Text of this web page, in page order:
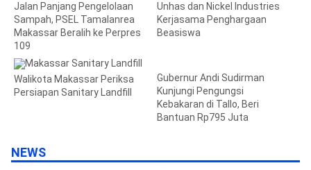
Jalan Panjang Pengelolaan
Sampah, PSEL Tamalanrea
Makassar Beralih ke Perpres
109
Unhas dan Nickel Industries
Kerjasama Penghargaan
Beasiswa
Walikota Makassar Periksa
Persiapan Sanitary Landfill
Gubernur Andi Sudirman
Kunjungi Pengungsi
Kebakaran di Tallo, Beri
Bantuan Rp795 Juta
NEWS